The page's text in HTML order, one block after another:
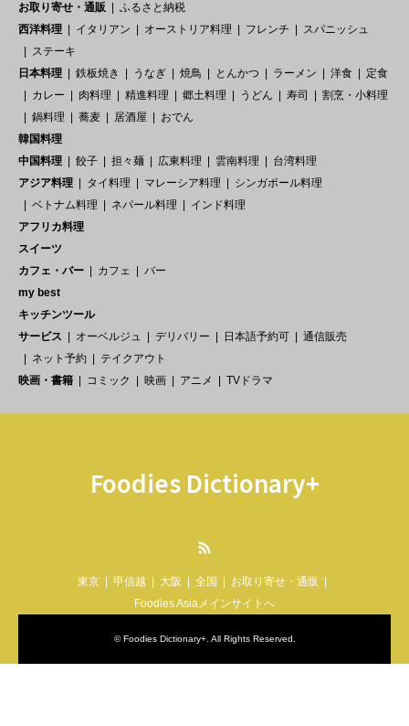
お取り寄せ・通販
ふるさと納税
西洋料理
イタリアン オーストリア料理 フレンチ
スパニッシュ
ステーキ
日本料理
鉄板焼き うなぎ 焼鳥 とんかつ ラーメン 洋食
定食
カレー
肉料理 精進料理 郷土料理 うどん 寿司
割烹・小料理
鍋料理
蕎麦 居酒屋
おでん
韓国料理
中国料理
餃子 担々麺 広東料理 雲南料理
台湾料理
アジア料理
タイ料理 マレーシア料理
シンガポール料理
ベトナム料理
ネパール料理
インド料理
アフリカ料理
スイーツ
カフェ・バー
カフェ
バー
my best
キッチンツール
サービス
オーベルジュ デリバリー 日本語予約可
通信販売
ネット予約
テイクアウト
映画・書籍
コミック 映画 アニメ TVドラマ
Foodies Dictionary+
東京 甲信越 大阪 全国
お取り寄せ・通販
Foodies Asiaメインサイトへ
©Foodies Dictionary+. All Rights Reserved.